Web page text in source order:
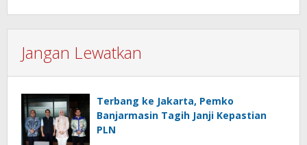
Jangan Lewatkan
Terbang ke Jakarta, Pemko
Banjarmasin Tagih Janji Kepastian
PLN